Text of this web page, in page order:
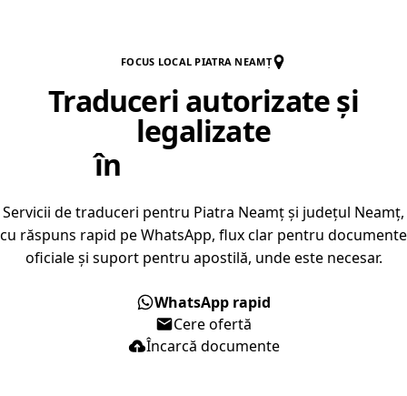
FOCUS LOCAL PIATRA NEAMȚ
Traduceri autorizate și
legalizate
în
Servicii de traduceri pentru Piatra Neamț și județul Neamț,
cu răspuns rapid pe WhatsApp, flux clar pentru documente
oficiale și suport pentru apostilă, unde este necesar.
WhatsApp rapid
Cere ofertă
Încarcă documente